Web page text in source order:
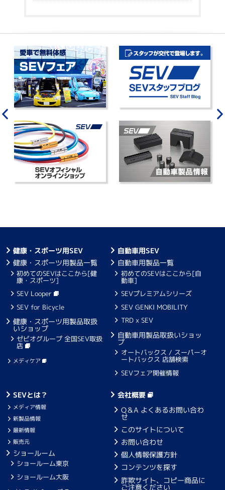
健康・スポーツ用SEV
健康・スポーツ用製品一覧
初めてのSEVはここから[健
康・スポーツ]
SEV Looper
SEV for Bicycle
健康・スポーツ用製品取扱
いショップ
ゼビオグループ 全国SEV取扱
店
メディケア
自動車用SEV
自動車用製品一覧
初めてのSEVはここから[自
動車]
SEVプレミアムシリーズ
SEV GENKI MOBILITY
TRD x SEV
自動車用製品取扱いショッ
プ
オートバックス / スーパーオ
ートバックス 店舗検索
SEVフェア開催情報
SEVとは？
メディア情報
新製品情報
最新情報
販売元
ショールーム
ショールーム東京
ショールーム大阪
会社概要
Q＆A よくあるお問い合わ
せ
このサイトについて
お問い合わせ
個人情報保護方針
コンテンツを探す
詐欺サイト、コピー商品に
ご注意ください